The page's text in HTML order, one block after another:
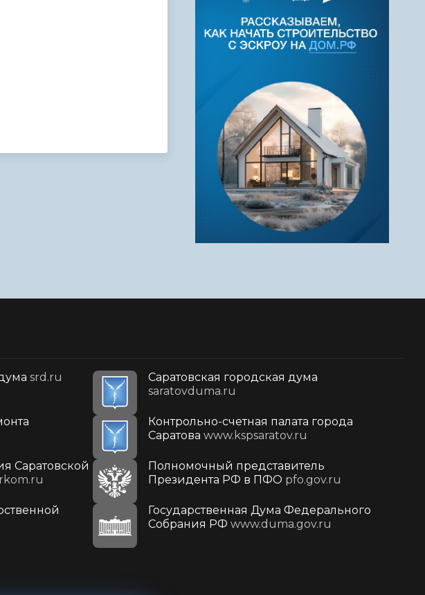
srd.ru
Саратовская городская дума
saratovduma.ru
Контрольно-счетная палата города
Саратова www.kspsaratov.ru
Саратовской
Полномочный представитель
Президента РФ в ПФО pfo.gov.ru
Государственная Дума Федерального
Собрания РФ www.duma.gov.ru